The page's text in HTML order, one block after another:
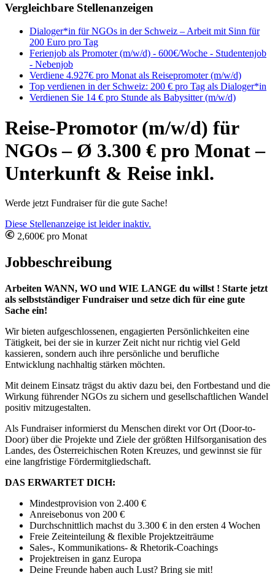
Vergleichbare Stellenanzeigen
Dialoger*in für NGOs in der Schweiz – Arbeit mit Sinn für
200 Euro pro Tag
Ferienjob als Promoter (m/w/d) - 600€/Woche - Studentenjob
- Nebenjob
Verdiene 4.927€ pro Monat als Reisepromoter (m/w/d)
Top verdienen in der Schweiz: 200 € pro Tag als Dialoger*in
Verdienen Sie 14 € pro Stunde als Babysitter (m/w/d)
Reise-Promotor (m/w/d) für
NGOs – Ø 3.300 € pro Monat –
Unterkunft & Reise inkl.
Werde jetzt Fundraiser für die gute Sache!
Diese Stellenanzeige ist leider inaktiv.
2,600€ pro Monat
Jobbeschreibung
Arbeiten WANN, WO und WIE LANGE du willst ! Starte jetzt
als selbstständiger Fundraiser und setze dich für eine gute
Sache ein!
Wir bieten aufgeschlossenen, engagierten Persönlichkeiten eine
Tätigkeit, bei der sie in kurzer Zeit nicht nur richtig viel Geld
kassieren, sondern auch ihre persönliche und berufliche
Entwicklung nachhaltig stärken möchten.
Mit deinem Einsatz trägst du aktiv dazu bei, den Fortbestand und die
Wirkung führender NGOs zu sichern und gesellschaftlichen Wandel
positiv mitzugestalten.
Als Fundraiser informierst du Menschen direkt vor Ort (Door-to-
Door) über die Projekte und Ziele der größten Hilfsorganisation des
Landes, des Österreichischen Roten Kreuzes, und gewinnst sie für
eine langfristige Fördermitgliedschaft.
DAS ERWARTET DICH:
Mindestprovision von 2.400 €
Anreisebonus von 200 €
Durchschnittlich machst du 3.300 € in den ersten 4 Wochen
Freie Zeiteinteilung & flexible Projektzeiträume
Sales-, Kommunikations- & Rhetorik-Coachings
Projektreisen in ganz Europa
Deine Freunde haben auch Lust? Bring sie mit!